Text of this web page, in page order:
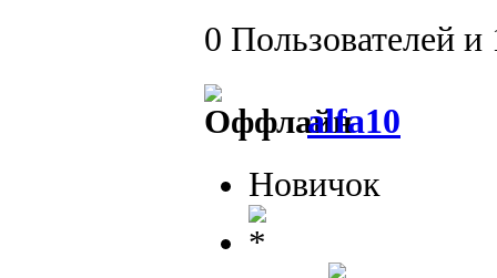
0 Пользователей
alfa10
Новичок